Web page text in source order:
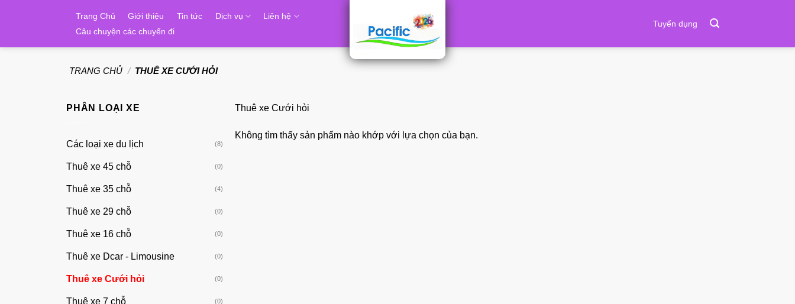
Trang Chủ Giới thiệu Tin tức Dịch vụ
Liên hệ
Câu chuyện các chuyến đi
Tuyển dụng
TRANG CHỦ / THUÊ XE CƯỚI HỎI
PHÂN LOẠI XE
Các loại xe du lịch (8)
Thuê xe 45 chỗ (0)
Thuê xe 35 chỗ (4)
Thuê xe 29 chỗ (0)
Thuê xe 16 chỗ (0)
Thuê xe Dcar - Limousine (0)
Thuê xe Cưới hỏi (0)
Thuê xe 7 chỗ (0)
Thuê xe Cưới hỏi
Không tìm thấy sản phẩm nào khớp với lựa chọn của bạn.